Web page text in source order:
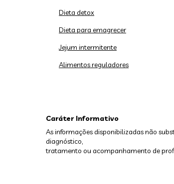
Dieta detox
Dieta para emagrecer
Jejum intermitente
Alimentos reguladores
Caráter Informativo
As informações disponibilizadas não
diagnóstico,
tratamento ou acompanhamento de